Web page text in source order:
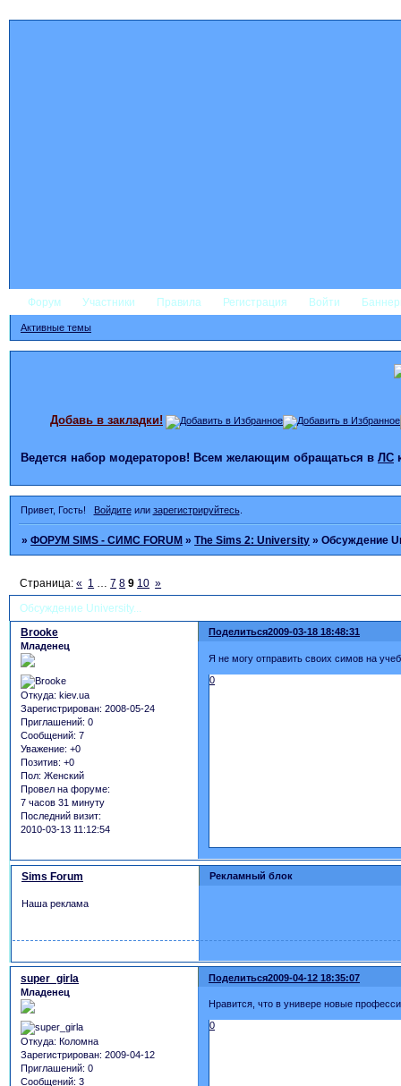
Форум Участники Правила Регистрация Войти
Активные темы
Добавь в закладки!
Ведется набор модераторов! Всем желающим обращаться в ЛС
Привет, Гость! Войдитеили зарегистрируйтесь.
»ФОРУМ SIMS - СИМС FORUM »The Sims 2: University »Обсуждение
Обсуждение University...
Страница:« 1 … 7 8 9 10 »
Поделиться2009-03-18 18:48:31
Brooke
Младенец
Откуда: kiev.ua
Зарегистрирован: 2008-05-24
Приглашений: 0
Сообщений: 7
Уважение: +0
Позитив: +0
Пол: Женский
Провел на форуме:
7 часов 31 минуту
Последний визит:
2010-03-13 11:12:54
Я не могу отправить своих симов на
0
Рекламный блок
Sims Forum
Наша реклама
Поделиться2009-04-12 18:35:07
super_girla
Младенец
Откуда: Коломна
Зарегистрирован: 2009-04-12
Приглашений: 0
Сообщений: 3
Нравится, что в универе новые
0